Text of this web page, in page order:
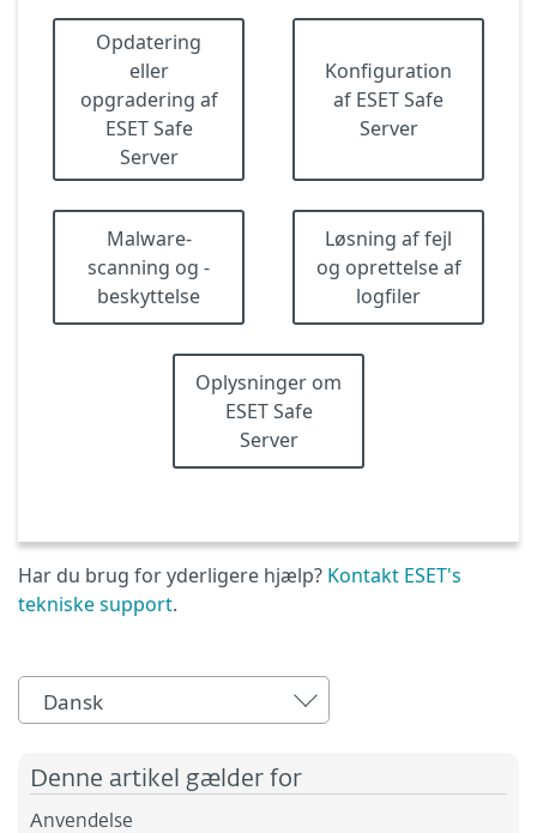
Opdatering
eller
opgradering af
ESET Safe
Server
Konfiguration
af ESET Safe
Server
Malware-
scanning og -
beskyttelse
Løsning af fejl
og oprettelse af
logfiler
Oplysninger om
ESET Safe
Server
Har du brug for yderligere hjælp? Kontakt ESET's
tekniske support.
Dansk
Denne artikel gælder for
Anvendelse